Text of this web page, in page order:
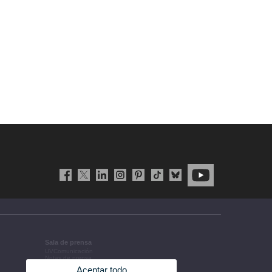
Sala de prensa
Aceptar todo